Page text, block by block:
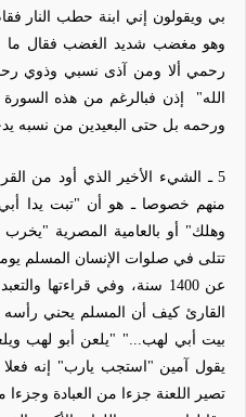
بي ويقولون إني ابنة حطب النار
وهو مغضب شديد الغضب فقال ما
رحمي ألا ومن آذى نسبي وذوي
الله"
إذن فبالرغم من هذه
ورحمه بل حتى البعيدين من نسبه
5 ـ الشيء الأخير الذي أود من
منهم خصوصا ـهو أن "تبت يدا
وهلك" أو بالعامية المصرية
تتلى في صلوات الإنسان المسلم
عن 1400 سنة، وفي
قراءتها
القارئ كيف أن المسلم يحني
بيت أبي لهب..." "يلعن أبو لهب
يقول آمين "استجب يارب" إنه
تصير اللعنة جزءا من العبادة